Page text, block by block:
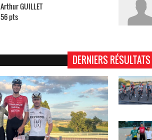
Arthur GUILLET
56 pts
DERNIERS RÉSULTATS